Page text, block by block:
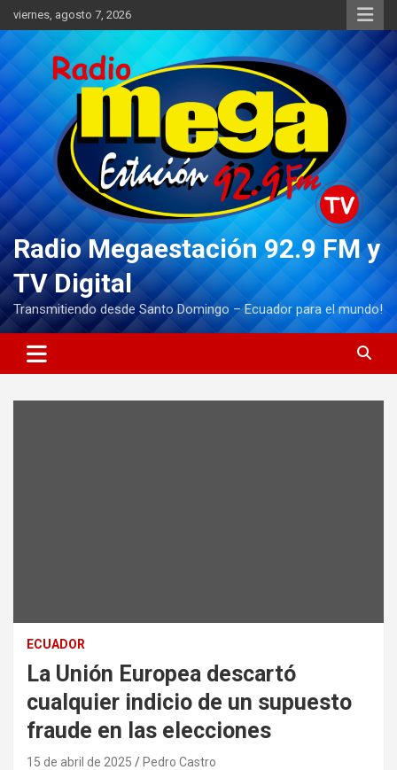
Saltar
al
contenido
viernes, agosto 7, 2026
Radio Megaestación 92.9 FM y
TV Digital
Transmitiendo desde Santo Domingo – Ecuador para el mundo!
ECUADOR
La Unión Europea descartó
cualquier indicio de un supuesto
fraude en las elecciones
15 de abril de 2025 Pedro Castro